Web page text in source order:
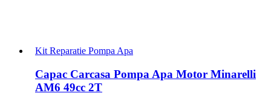
Kit Reparatie Pompa Apa
Capac Carcasa Pompa Apa Motor Minarelli
AM6 49cc 2T